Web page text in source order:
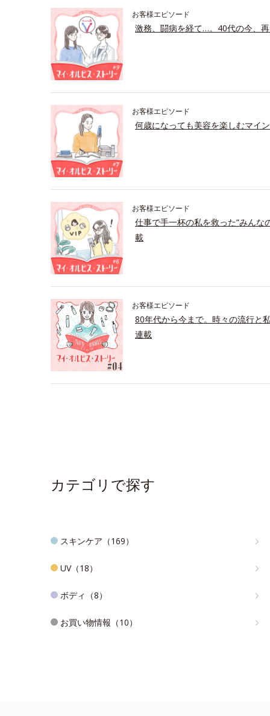
お客様エピソード
激務、闘病を経て…。40代の今、
お客様エピソード
何歳になっても美容を楽しむマイ
お客様エピソード
仕事で手一杯の私を救った“みんな
載
お客様エピソード
80年代から今まで。時々の流行と
連載
カテゴリで探す
スキンケア（169）
UV（18）
ボディ（8）
お買い物情報（10）